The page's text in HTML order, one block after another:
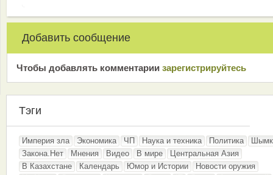
Добавить сообщение
Чтобы добавлять комментарии зарeгиcтрирyйтeсь
Тэги
Империя зла Экономика ЧП Наука и техника Политика
Закона.Нет
Мнения Видео В мире
Центральная Азия
В Казахстане
Календарь Юмор и Истории
Новости оружия